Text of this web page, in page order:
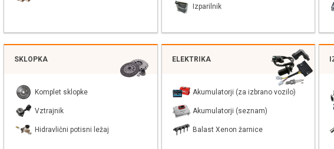
Izparilnik
SKLOPKA
Komplet sklopke
Vztrajnik
Hidravlični potisni ležaj
ELEKTRIKA
Akumulatorji (za izbrano vozilo)
Akumulatorji (seznam)
Balast Xenon žarnice